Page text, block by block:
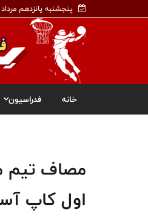
پنجشنبه پانزدهم
خانه فدراسیون
مصاف تیم
اول کاپ آسیا